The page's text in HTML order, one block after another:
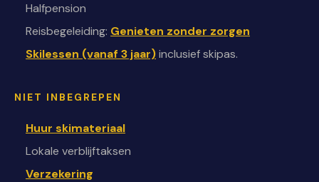
Halfpension
Reisbegeleiding: Genieten zonder zorgen
Skilessen (vanaf 3 jaar)inclusief skipas.
NIET INBEGREPEN
Huur skimateriaal
Lokale verblijftaksen
Verzekering